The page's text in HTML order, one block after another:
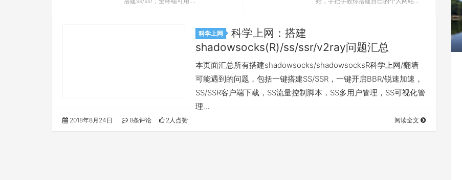
科学上网
科学上网：搭建
shadowsocks(R)/ss/ssr/v2ray问题汇总
本页面汇总所有搭建shadowsocks/shadowsocksR科学上网/翻墙
可能遇到的问题，包括一键搭建SS/SSR，一键开启BBR/锐速加速，
SS/SSR客户端下载，SS流量控制脚本，SS多用户管理，SS可视化管
理…
2018年8月24日 8条评论 2人点赞 阅读全文